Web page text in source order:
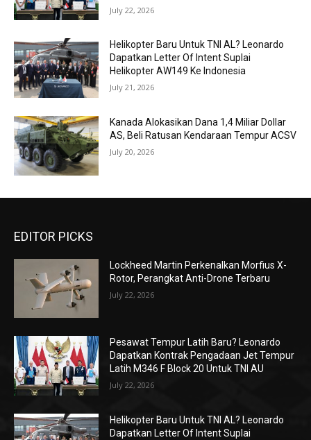
July 22, 2026
Helikopter Baru Untuk TNI AL? Leonardo
Dapatkan Letter Of Intent Suplai
Helikopter AW149 Ke Indonesia
July 21, 2026
Kanada Alokasikan Dana 1,4 Miliar Dollar
AS, Beli Ratusan Kendaraan Tempur ACSV
July 20, 2026
EDITOR PICKS
Lockheed Martin Perkenalkan Morfius X-
Rotor, Perangkat Anti-Drone Terbaru
July 22, 2026
Pesawat Tempur Latih Baru? Leonardo
Dapatkan Kontrak Pengadaan Jet Tempur
Latih M346 F Block 20 Untuk TNI AU
July 22, 2026
Helikopter Baru Untuk TNI AL? Leonardo
Dapatkan Letter Of Intent Suplai